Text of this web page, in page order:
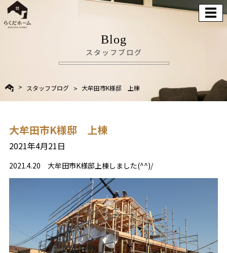
Blog
スタッフブログ
スタッフブログ 大牟田市K様邸 上棟
大牟田市K様邸 上棟
2021年4月21日
2021.4.20 大牟田市K様邸上棟しました(^^)/